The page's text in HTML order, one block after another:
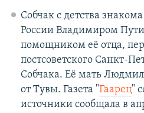
Собчак с детства
России Владимиром
помощником её отца,
постсоветского Санкт-
Собчака. Её мать
от Тувы. Газета "Гаарец"
источники сообщала в